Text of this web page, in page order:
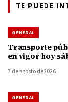
TE PUEDE
GENERAL
Transporte
en vigor hoy
7 de agosto de 2026
GENERAL